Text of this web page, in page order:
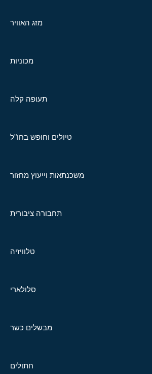
מזג האוויר
מכוניות
תעופה קלה
טיולים וחופש בחו"ל
משכנתאות וייעוץ מחזור
תחבורה ציבורית
טלוויזיה
סלולארי
מבשלים כשר
חתולים